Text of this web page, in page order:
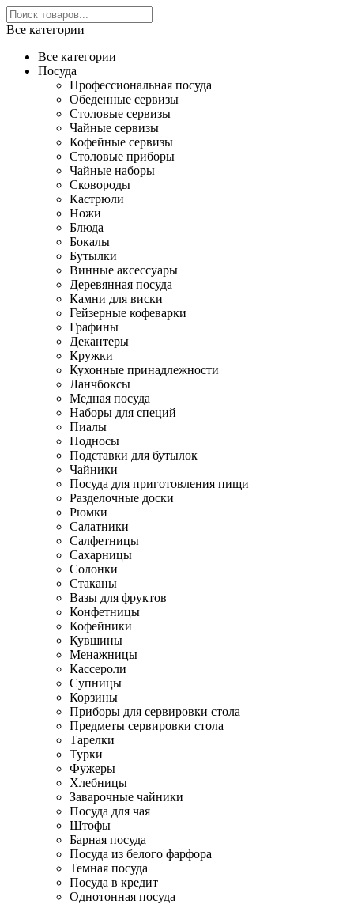
Все категории
Все категории
Посуда
Профессиональная посуда
Обеденные сервизы
Столовые сервизы
Чайные сервизы
Кофейные сервизы
Столовые приборы
Чайные наборы
Сковороды
Кастрюли
Ножи
Блюда
Бокалы
Бутылки
Винные аксессуары
Деревянная посуда
Камни для виски
Гейзерные кофеварки
Графины
Декантеры
Кружки
Кухонные принадлежности
Ланчбоксы
Медная посуда
Наборы для специй
Пиалы
Подносы
Подставки для бутылок
Чайники
Посуда для приготовления пищи
Разделочные доски
Рюмки
Салатники
Салфетницы
Сахарницы
Солонки
Стаканы
Вазы для фруктов
Конфетницы
Кофейники
Кувшины
Менажницы
Кассероли
Супницы
Корзины
Приборы для сервировки стола
Предметы сервировки стола
Тарелки
Турки
Фужеры
Хлебницы
Заварочные чайники
Посуда для чая
Штофы
Барная посуда
Посуда из белого фарфора
Темная посуда
Посуда в кредит
Однотонная посуда